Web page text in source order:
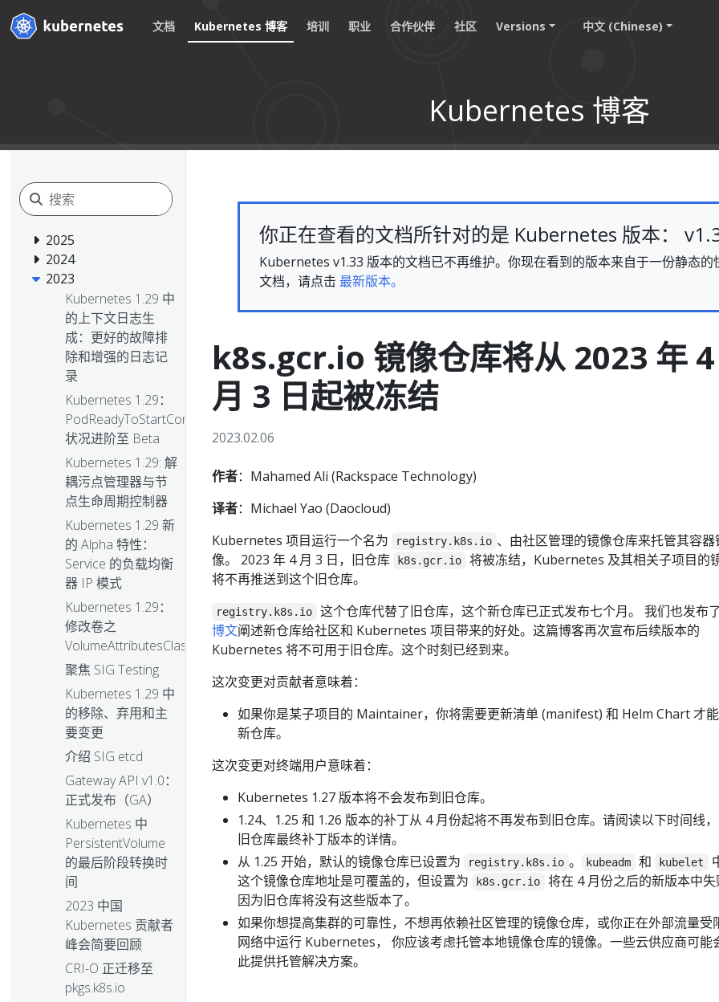
文档 Kubernetes 博客 培训 职业 合作伙伴 社区 Versions 中文 (Chinese)
Kubernetes 博客
2025
2024
2023
Kubernetes 1.29 中
的上下文日志生
成：更好的故障排
除和增强的日志记
录
Kubernetes 1.29：
PodReadyToStartContainers
状况进阶至 Beta
Kubernetes 1.29: 解
耦污点管理器与节
点生命周期控制器
Kubernetes 1.29 新
的 Alpha 特性：
Service 的负载均衡
器 IP 模式
Kubernetes 1.29：
修改卷之
VolumeAttributesClass
聚焦 SIG Testing
Kubernetes 1.29 中
的移除、弃用和主
要变更
介绍 SIG etcd
Gateway API v1.0：
正式发布（GA）
Kubernetes 中
PersistentVolume
的最后阶段转换时
间
2023 中国
Kubernetes 贡献者
峰会简要回顾
CRI-O 正迁移至
pkgs.k8s.io
你正在查看的文档所针对的是 Kubernetes 版本：
Kubernetes v1.33 版本的文档已不再维护。你现在看到的版本来自于一份静态的
文档，请点击 最新版本。
k8s.gcr.io 镜像仓库将从 2023 年 4
月 3 日起被冻结
2023.02.06
作者：Mahamed Ali (Rackspace Technology)
译者：Michael Yao (Daocloud)
Kubernetes 项目运行一个名为
registry.k8s.io 、由社区管理的镜像仓库来托管其容器
像。 2023 年 4 月 3 日，旧仓库
k8s.gcr.io
将被冻结，Kubernetes 及其相关子项目的
将不再推送到这个旧仓库。
registry.k8s.io
这个仓库代替了旧仓库，这个新仓库已正式发布七个月。 我们也发布
博文阐述新仓库给社区和 Kubernetes 项目带来的好处。这篇博客再次宣布后续版本的
Kubernetes 将不可用于旧仓库。这个时刻已经到来。
这次变更对贡献者意味着：
如果你是某子项目的 Maintainer，你将需要更新清单 (manifest) 和 Helm Chart 才
新仓库。
这次变更对终端用户意味着：
Kubernetes 1.27 版本将不会发布到旧仓库。
1.24、1.25 和 1.26 版本的补丁从 4 月份起将不再发布到旧仓库。请阅读以下时间线
旧仓库最终补丁版本的详情。
从 1.25 开始，默认的镜像仓库已设置为
registry.k8s.io 。 kubeadm 和 kubelet
这个镜像仓库地址是可覆盖的，但设置为
k8s.gcr.io
将在 4 月份之后的新版本中失
因为旧仓库将没有这些版本了。
如果你想提高集群的可靠性，不想再依赖社区管理的镜像仓库，或你正在外部流量受
网络中运行 Kubernetes， 你应该考虑托管本地镜像仓库的镜像。一些云供应商可能
此提供托管解决方案。